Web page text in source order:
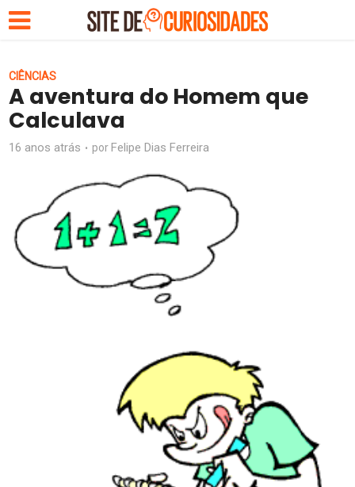
CIÊNCIAS
A aventura do Homem que
Calculava
16 anos atrás por Felipe Dias Ferreira